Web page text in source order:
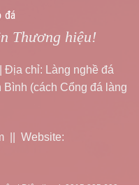
đá
Thương hiệu!
Địa chỉ: Làng nghề đá
(cách Cổng đá làng
|| Website: